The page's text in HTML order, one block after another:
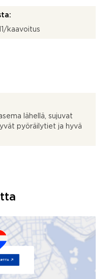
kaavoitus
lähellä, sujuvat
pyöräilytiet ja hyvä